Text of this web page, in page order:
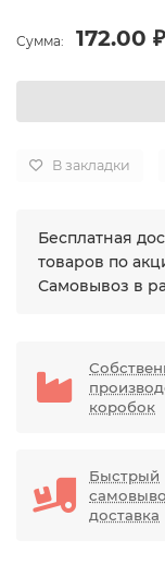
Сумма: 172.00 ₽
В закладки
Бесплатная
товаров по
Самовывоз в
коробок
Быстрый
доставка